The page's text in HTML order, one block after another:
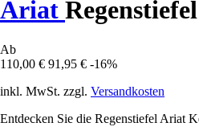
Ariat
Ab
110,00 € 91,95 € -16%
inkl. MwSt. zzgl. Versandkosten
Entdecken Sie die Regenstiefel Ariat